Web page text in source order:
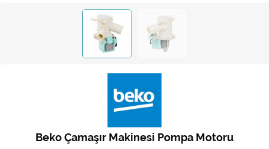
Küçük Ev Aletleri
Musluk
Rezistanslar
Soğutma Sistemleri
Şofben ve Termosifon
Beko Çamaşır Makinesi Pompa Motoru